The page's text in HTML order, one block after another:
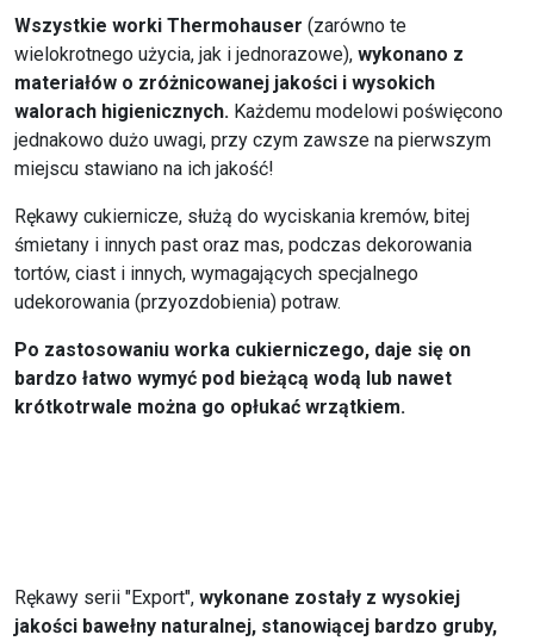
Wszystkie worki Thermohauser (zarówno te
wielokrotnego użycia, jak i jednorazowe), wykonano z
materiałów o zróżnicowanej jakości i wysokich
walorach higienicznych. Każdemu modelowi poświęcono
jednakowo dużo uwagi, przy czym zawsze na pierwszym
miejscu stawiano na ich jakość!
Rękawy cukiernicze, służą do wyciskania kremów, bitej
śmietany i innych past oraz mas, podczas dekorowania
tortów, ciast i innych, wymagających specjalnego
udekorowania (przyozdobienia) potraw.
Po zastosowaniu worka cukierniczego, daje się on
bardzo łatwo wymyć pod bieżącą wodą lub nawet
krótkotrwale można go opłukać wrzątkiem.
Rękawy serii "Export", wykonane zostały z wysokiej
jakości bawełny naturalnej, stanowiącej bardzo gruby,